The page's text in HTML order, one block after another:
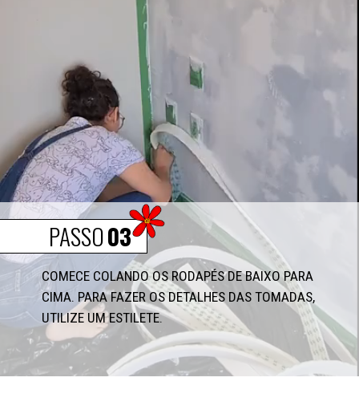
03
COMECE COLANDO OS RODAPÉS DE BAIXO PARA
CIMA. PARA FAZER OS DETALHES DAS TOMADAS,
UTILIZE UM ESTILETE.
PASSO